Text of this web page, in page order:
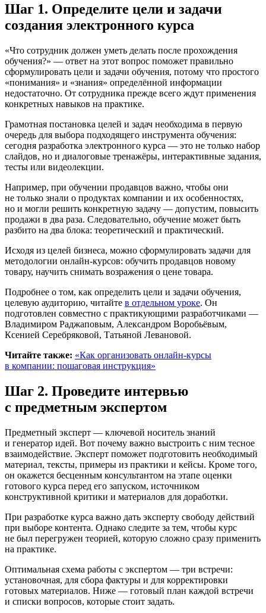
Шаг 1. Определите цели и задачи
создания электронного курса
«Что сотрудник должен уметь делать после прохождения
обучения?» — ответ на этот вопрос поможет правильно
сформулировать цели и задачи обучения, потому что простого
«понимания» и «знания» определённой информации
недостаточно. От сотрудника прежде всего ждут применения
конкретных навыков на практике.
Грамотная постановка целей и задач необходима в первую
очередь для выбора подходящего инструмента обучения:
сегодня разработка электронного курса — это не только набор
слайдов, но и диалоговые тренажёры, интерактивные задания,
тесты или видеолекции.
Например, при обучении продавцов важно, чтобы они
не только знали о продуктах компании и их особенностях,
но и могли решить конкретную задачу — допустим, повысить
продажи в два раза. Следовательно, обучение может быть
разбито на два блока: теоретический и практический.
Исходя из целей бизнеса, можно сформулировать задачи для
методологии онлайн-курсов: обучить продавцов новому
товару, научить снимать возражения о цене товара.
Подробнее о том, как определить цели и задачи обучения,
целевую аудиторию, читайте в отдельном уроке. Он
подготовлен совместно с практикующими разработчиками —
Владимиром Раджаповым, Александром Воробьёвым,
Ксенией Серебряковой, Татьяной Левановой.
Читайте также: «Как организовать онлайн-курсы
в компании: пошаговая инструкция»
Шаг 2. Проведите интервью
с предметным экспертом
Предметный эксперт — ключевой носитель знаний
и генератор идей. Вот почему важно выстроить с ним тесное
взаимодействие. Эксперт поможет подготовить необходимый
материал, тексты, примеры из практики и кейсы. Кроме того,
он окажется бесценным консультантом на этапе оценки
готового курса перед его запуском, источником
конструктивной критики и материалов для доработки.
При разработке курса важно дать эксперту свободу действий
при выборе контента. Однако следите за тем, чтобы курс
не был перегружен теорией, которую сложно сразу применить
на практике.
Оптимальная схема работы с экспертом — три встречи:
установочная, для сбора фактуры и для корректировки
готовых материалов. Ниже — готовый план каждой встречи
и списки вопросов, которые стоит задать.